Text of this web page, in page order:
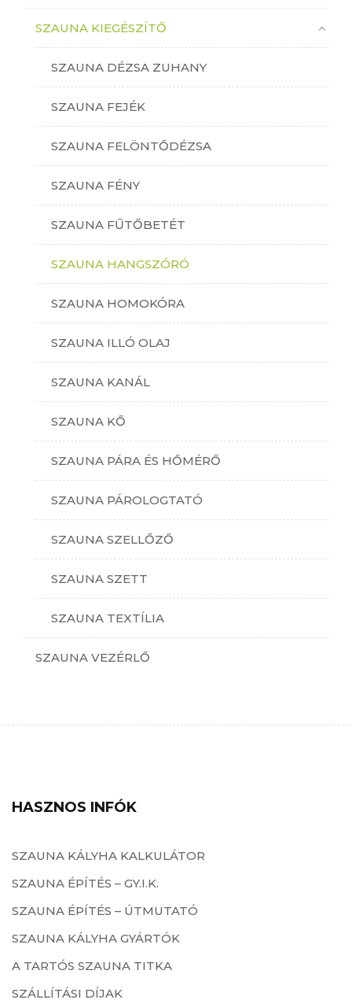
SZAUNA KIEGÉSZÍTŐ
SZAUNA DÉZSA ZUHANY
SZAUNA FEJÉK
SZAUNA FELÖNTŐDÉZSA
SZAUNA FÉNY
SZAUNA FŰTŐBETÉT
SZAUNA HANGSZÓRÓ
SZAUNA HOMOKÓRA
SZAUNA ILLÓ OLAJ
SZAUNA KANÁL
SZAUNA KŐ
SZAUNA PÁRA ÉS HŐMÉRŐ
SZAUNA PÁROLOGTATÓ
SZAUNA SZELLŐZŐ
SZAUNA SZETT
SZAUNA TEXTÍLIA
SZAUNA VEZÉRLŐ
HASZNOS INFÓK
SZAUNA KÁLYHA KALKULÁTOR
SZAUNA ÉPÍTÉS – GY.I.K.
SZAUNA ÉPÍTÉS – ÚTMUTATÓ
SZAUNA KÁLYHA GYÁRTÓK
A TARTÓS SZAUNA TITKA
SZÁLLÍTÁSI DÍJAK